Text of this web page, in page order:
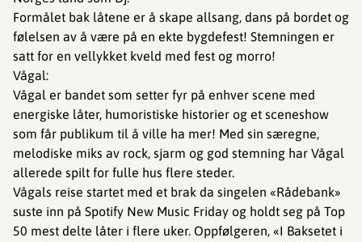
Formålet bak låtene er å skape allsang, dans på bordet og
følelsen av å være på en ekte bygdefest! Stemningen er
satt for en vellykket kveld med fest og morro!
Vågal:
Vågal er bandet som setter fyr på enhver scene med
energiske låter, humoristiske historier og et sceneshow
som får publikum til å ville ha mer! Med sin særegne,
melodiske miks av rock, sjarm og god stemning har Vågal
allerede spilt for fulle hus flere steder.
Vågals reise startet med et brak da singelen «Rådebank»
suste inn på Spotify New Music Friday og holdt seg på Top
50 mest delte låter i flere uker. Oppfølgeren, «I Baksetet i